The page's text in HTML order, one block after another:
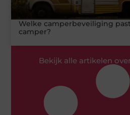
Welke camperbeveiliging
camper?
Bekijk alle artikelen